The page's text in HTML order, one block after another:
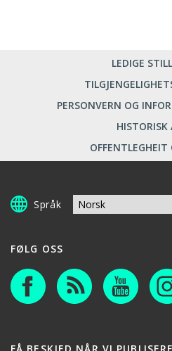
LEDIGE
PERSONVERN OG
HISTORISK
Språk
FØLG OSS